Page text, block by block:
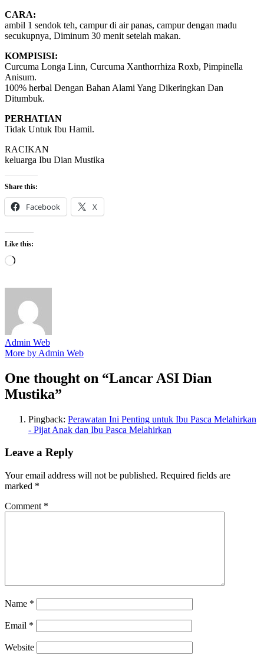
CARA:
ambil 1 sendok teh, campur di air panas, campur dengan madu
secukupnya, Diminum 30 menit setelah makan.
KOMPISISI:
Curcuma Longa Linn, Curcuma Xanthorrhiza Roxb, Pimpinella
Anisum.
100% herbal Dengan Bahan Alami Yang Dikeringkan Dan
Ditumbuk.
PERHATIAN
Tidak Untuk Ibu Hamil.
RACIKAN
keluarga Ibu Dian Mustika
Share this:
Facebook X
Like this:
Loading…
Admin Web
More by Admin Web
One thought on “Lancar ASI Dian
Mustika”
Pingback: Perawatan Ini Penting untuk Ibu Pasca Melahirkan
- Pijat Anak dan Ibu Pasca Melahirkan
Leave a Reply
Your email address will not be published. Required fields are
marked *
Comment *
Name *
Email *
Website